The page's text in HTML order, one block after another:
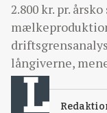
2.800 kr. pr.
långiverne,